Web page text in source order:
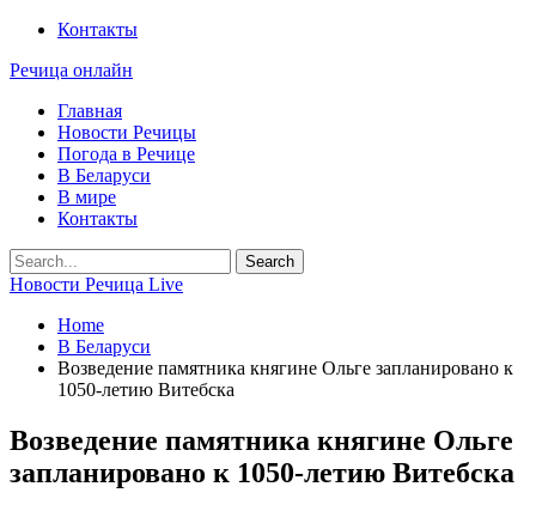
Контакты
Речица онлайн
Главная
Новости Речицы
Погода в Речице
В Беларуси
В мире
Контакты
Новости Речица Live
Home
В Беларуси
Возведение памятника княгине Ольге запланировано к
1050-летию Витебска
Возведение памятника княгине Ольге
запланировано к 1050-летию Витебска